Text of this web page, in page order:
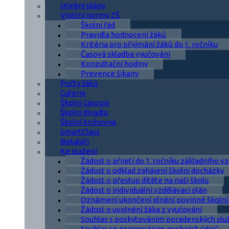
Učební plány
Vnitřní normy ZŠ
Školní řád
Pravidla hodnocení žáků
Kritéria pro přijímání žáků do 1. ročníku
Časová skladba vyučování
Konzultační hodiny
Prevence šikany
Počty žáků
Galerie
Školní časopis
Školní divadlo
Školní knihovna
SmartClass
Bakaláři
Ke stažení
Žádost o přijetí do 1. ročníku základního
Žádost o odklad zahájení školní docházky
Žádost o přestup dítěte na naši školu
Žádost o individuální vzdělávací plán
Oznámení ukončení plnění povinné školní
Žádost o uvolnění žáka z vyučování
Souhlas s poskytováním poradenských